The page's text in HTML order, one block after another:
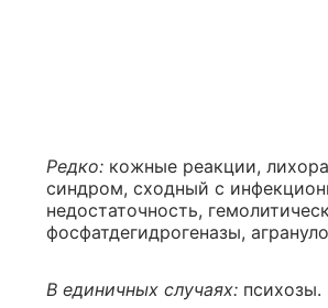
Редко: кожные реакции,
синдром, сходный с
недостаточность,
фосфатдегидрогеназы,
В единичных случаях: психозы.